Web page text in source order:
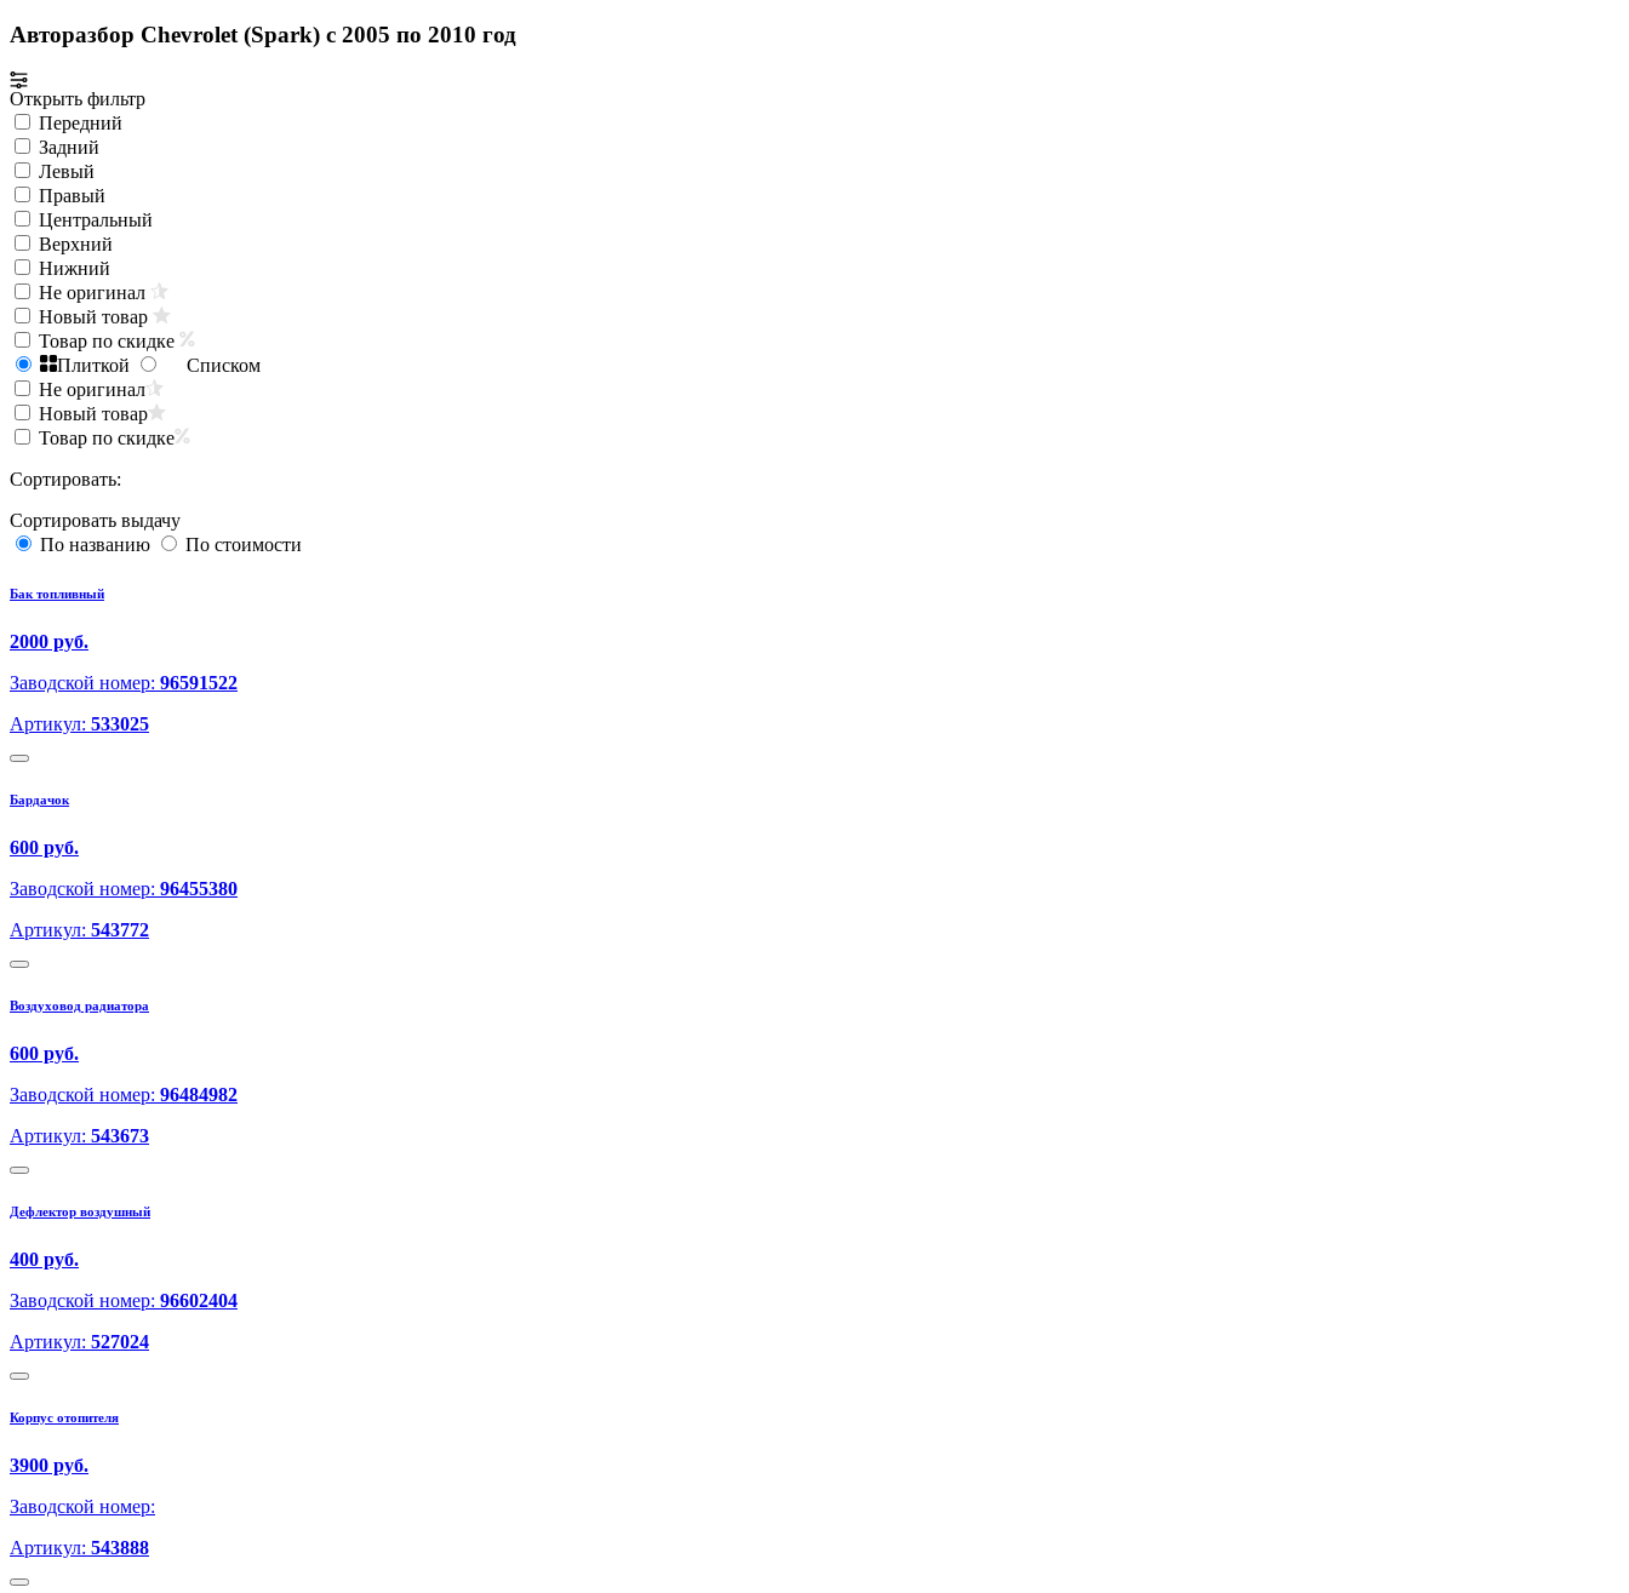
Авторазбор Chevrolet (Spark) с 2005 по 2010 год
Открыть фильтр
Передний
Задний
Левый
Правый
Центральный
Верхний
Нижний
Не оригинал
Новый товар
Товар по скидке
Плиткой
Списком
Не оригинал
Новый товар
Товар по скидке
Сортировать:
Сортировать выдачу
По названию
По стоимости
Бак топливный
2000 руб.
Заводской номер: 96591522
Артикул: 533025
Бардачок
600 руб.
Заводской номер: 96455380
Артикул: 543772
Воздуховод радиатора
600 руб.
Заводской номер: 96484982
Артикул: 543673
Дефлектор воздушный
400 руб.
Заводской номер: 96602404
Артикул: 527024
Корпус отопителя
3900 руб.
Заводской номер:
Артикул: 543888